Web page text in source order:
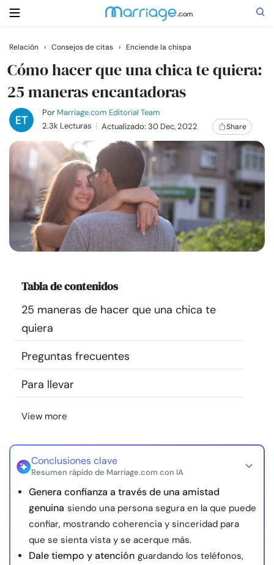
Buscar
Casarse
Relaciones
Familia
Ayuda
Cursos
Recursos
Comunidad
Encuentra un terapeuta
Idioma
nosotros
© Copyright 2026. Todos los derechos reservados.
Relación › Consejos de citas › Enciende la chispa
Cómo hacer que una chica te quiera:
25 maneras encantadoras
Por Marriage.com Editorial Team
2.3k Lecturas
Actualizado: 30 Dec, 2022 Share
Tabla de contenidos
25 maneras de hacer que una chica te
quiera
Preguntas frecuentes
Para llevar
View more
Conclusiones clave
Resumen rápido de Marriage.com con IA
Genera confianza a través de una amistad
genuina siendo una persona segura en la que puede
confiar, mostrando coherencia y sinceridad para
que se sienta vista y se acerque más.
Dale tiempo y atención guardando los teléfonos,